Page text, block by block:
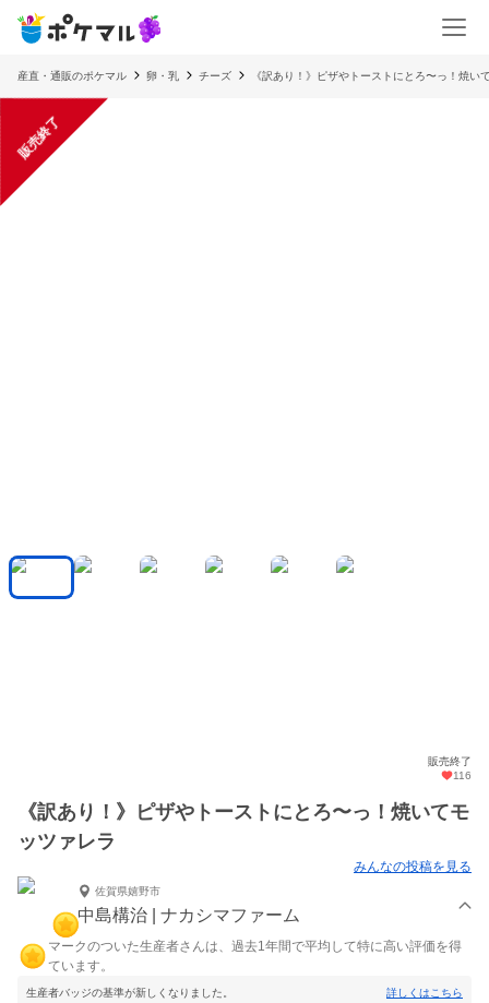
産直・通販のポケマル 卵・乳 チーズ 《訳あり！》ピザやトーストにとろ〜っ！焼い
販売終了
販売終了
116
《訳あり！》ピザやトーストにとろ〜っ！焼いてモ
ッツァレラ
みんなの投稿を見る
佐賀県嬉野市
中島構治 | ナカシマファーム
マークのついた生産者さんは、過去1年間で平均して特に高い評価を得
ています。
生産者バッジの基準が新しくなりました。 詳しくはこちら